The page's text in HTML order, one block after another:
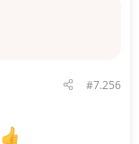
#7.256